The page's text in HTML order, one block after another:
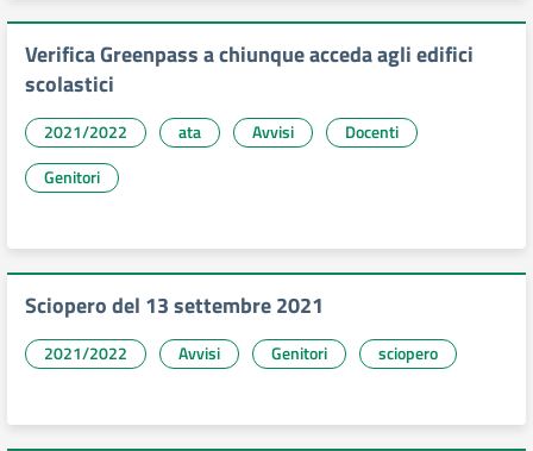
Verifica Greenpass a chiunque acceda agli edifici
scolastici
2021/2022 ata Avvisi
Docenti
Genitori
Sciopero del 13 settembre 2021
2021/2022 Avvisi Genitori sciopero